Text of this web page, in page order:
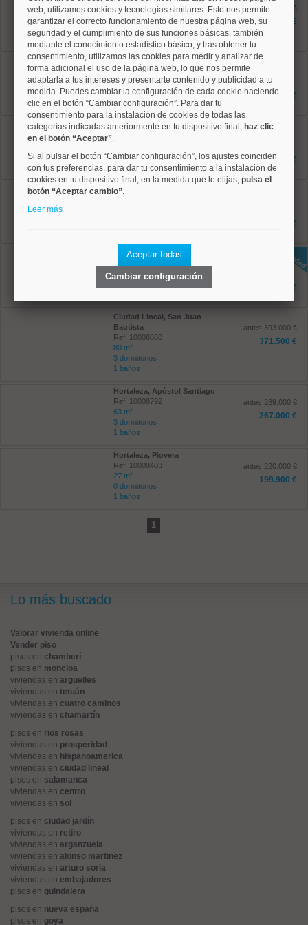
Ref: 10008816
73 m²
1 baños
antes 649.000 €
576.900 €
Salamanca, Goya
Ref: 10008940
59 m²
1 dormitorios
1 baños
549.000 €
Chamartín, Prosperidad
3 dormitorios
1 baños
477.500 €
Salamanca, Goya
414.000 €
Hortaleza, Apóstol Santiago
73 m²
392.500 €
Ciudad Lineal, San Juan
Bautista
Ref: 10008860
80 m²
3 dormitorios
1 baños
antes 393.000 €
371.500 €
Hortaleza, Apóstol Santiago
Ref: 10008792
63 m²
3 dormitorios
1 baños
antes 289.000 €
267.000 €
Hortaleza, Piovera
Ref: 10008403
27 m²
0 dormitorios
1 baños
antes 220.000 €
199.900 €
1
Lo más buscado
Valorar vivienda online
Vender piso
pisos en chamberí
pisos en moncloa
viviendas en argüelles
viviendas en tetuán
viviendas en cuatro caminos
viviendas en chamartín
pisos en rios rosas
viviendas en prosperidad
viviendas en hispanoamerica
viviendas en ciudad lineal
pisos en salamanca
viviendas en centro
viviendas en sol
pisos en ciudad jardín
viviendas en retiro
viviendas en arganzuela
viviendas en alonso martinez
viviendas en arturo soria
viviendas en embajadores
pisos en guindalera
pisos en nueva españa
pisos en goya
web, utilizamos cookies y tecnologías similares. Esto nos permite
garantizar el correcto funcionamiento de nuestra página web, su
seguridad y el cumplimiento de sus funciones básicas, también
mediante el conocimiento estadístico básico, y tras obtener tu
consentimiento, utilizamos las cookies para medir y analizar de
forma adicional el uso de la página web, lo que nos permite
adaptarla a tus intereses y presentarte contenido y publicidad a tu
medida. Puedes cambiar la configuración de cada cookie haciendo
clic en el botón “Cambiar configuración”. Para dar tu
consentimiento para la instalación de cookies de todas las
categorías indicadas anteriormente en tu dispositivo final, haz clic
en el botón “Aceptar”.
Si al pulsar el botón “Cambiar configuración”, los ajustes coinciden
con tus preferencias, para dar tu consentimiento a la instalación de
cookies en tu dispositivo final, en la medida que lo elijas, pulsa el
botón “Aceptar cambio”.
Leer más
Aceptar todas
Cambiar configuración